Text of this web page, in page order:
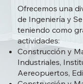
Ofrecemos una
de Ingeniería y
teniendo como
actividades:
Construcción y
Industriales,
Aereopuertos,